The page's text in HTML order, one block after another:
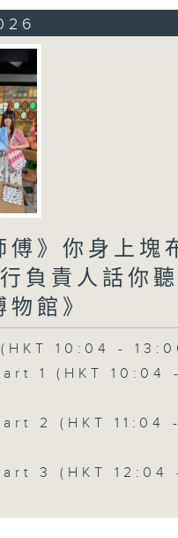
傅》你身上塊
負責人話你聽
物館》
10:04 -
1 (HKT 10:04 -
2 (HKT 11:04 -
3 (HKT 12:04